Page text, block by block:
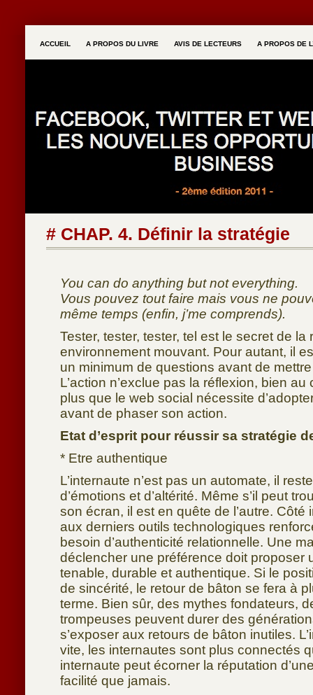
ACCUEIL A PROPOS DU LIVRE AVIS DE LECTEURS A PROPOS DE
# CHAP. 4. Définir la stratégie
You can do anything but not everything.
Vous pouvez tout faire mais vous ne
même temps (enfin, j’me comprends).
Tester, tester, tester, tel est le secret de la
environnement mouvant. Pour autant, il
un minimum de questions avant de
L’action n’exclue pas la réflexion, bien au
plus que le web social nécessite
avant de phaser son action.
Etat d’esprit pour réussir sa stratégie
* Etre authentique
L’internaute n’est pas un automate, il
d’émotions et d’altérité. Même s’il peut
son écran, il est en quête de l’autre. Côté
aux derniers outils technologiques
besoin d’authenticité relationnelle. Une
déclencher une préférence doit proposer
tenable, durable et authentique. Si le
de sincérité, le retour de bâton se fera à
terme. Bien sûr, des mythes fondateurs,
trompeuses peuvent durer des
s’exposer aux retours de bâton inutiles.
vite, les internautes sont plus connectés
internaute peut écorner la réputation
facilité que jamais.